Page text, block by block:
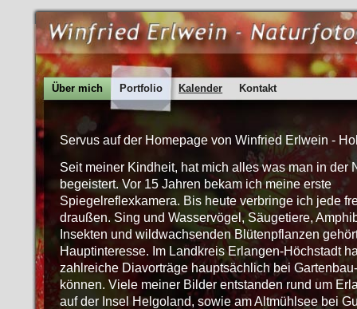
Über mich Portfolio Kalender Kontakt
Servus auf der Homepage von Winfried Erlwein -
Seit meiner Kindheit, hat mich alles was man in der
begeistert. Vor 15 Jahren bekam ich meine erste
Spiegelreflexkamera. Bis heute verbringe ich jede
draußen. Sing und Wasservögel, Säugetiere,
Insekten und wildwachsenden Blütenpflanzen
Hauptinteresse. Im Landkreis Erlangen-Höchstadt
zahlreiche Diavorträge hauptsächlich bei
können. Viele meiner Bilder entstanden rund um
auf der Insel Helgoland, sowie am Altmühlsee bei